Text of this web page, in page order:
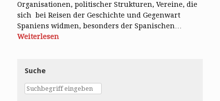
Organisationen, politischer Strukturen, Vereine, die
sich bei Reisen der Geschichte und Gegenwart
Spaniens widmen, besonders der Spanischen…
Weiterlesen
Suche